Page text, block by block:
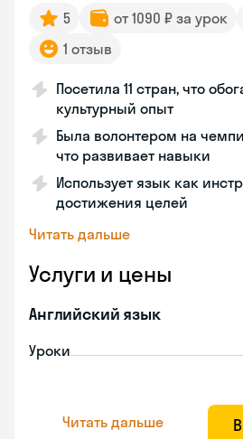
5 от 1090 ₽ за урок
1 отзыв
Посетила 11 стран, что
культурный опыт
Была волонтером на
что развивает навыки
Использует язык как
достижения целей
Читать дальше
Услуги и цены
Английский язык
Уроки
Читать дальше